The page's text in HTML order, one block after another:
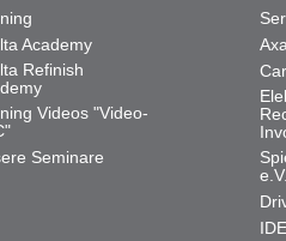
Academy
Refinish
Videos "Video-
Seminare
e.V.